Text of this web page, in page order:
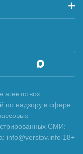
по надзору в сфере
СМИ:
info@verstov.info 18+